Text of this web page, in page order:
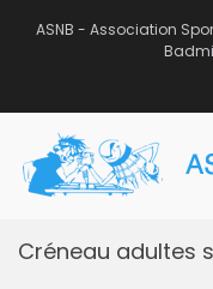
ASNB - Association
Créneau adultes